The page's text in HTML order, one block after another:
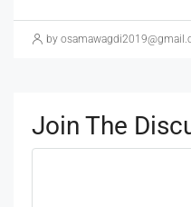
by
Join The